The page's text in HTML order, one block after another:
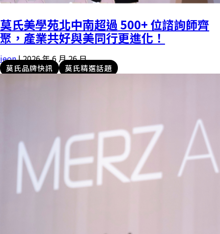
莫氏美學苑北中南超過 500+ 位諮詢師齊
聚，產業共好與美同行更進化！
ieon|2026 年 6 月 26 日
莫氏品牌快訊 莫氏精選話題